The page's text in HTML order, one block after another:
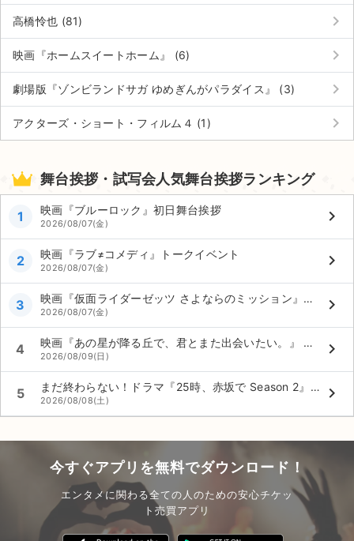
高橋怜也 (81) keyboard_arrow_right
映画『ホームスイートホーム』 (6) keyboard_arrow_right
劇場版『ゾンビランドサガ ゆめぎんがパラダイス』 (3) keyboard_arrow_right
アクターズ・ショート・フィルム４ (1) keyboard_arrow_right
舞台挨拶・試写会人気舞台挨拶ランキング
1 映画『ブルーロック』初日舞台挨拶
2026/08/07(金) keyboard_arrow_right
2 映画『ラブ≠コメディ』トークイベント
2026/08/07(金) keyboard_arrow_right
3 映画『仮面ライダーゼッツ さよならのミッション』公開御礼舞台挨拶
2026/08/07(金) keyboard_arrow_right
4 映画『あの星が降る丘で、君とまた出会いたい。』 公開記念舞台挨拶
2026/08/09(日) keyboard_arrow_right
5 まだ終わらない！ドラマ『25時、赤坂で Season 2』～真夏のカーテンコール～
2026/08/08(土) keyboard_arrow_right
今すぐアプリを無料でダウンロード！
エンタメに関わる全ての人のための安心チケッ
ト売買アプリ